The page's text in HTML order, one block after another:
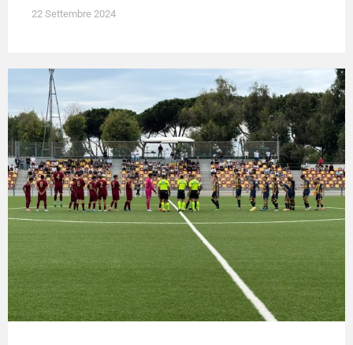
22 Settembre 2024